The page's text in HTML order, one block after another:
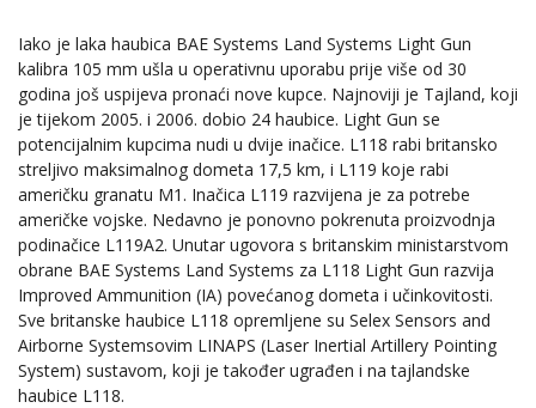
Iako je laka haubica BAE Systems Land Systems Light Gun
kalibra 105 mm ušla u operativnu uporabu prije više od 30
godina još uspijeva pronaći nove kupce. Najnoviji je Tajland, koji
je tijekom 2005. i 2006. dobio 24 haubice. Light Gun se
potencijalnim kupcima nudi u dvije inačice. L118 rabi britansko
streljivo maksimalnog dometa 17,5 km, i L119 koje rabi
američku granatu M1. Inačica L119 razvijena je za potrebe
američke vojske. Nedavno je ponovno pokrenuta proizvodnja
podinačice L119A2. Unutar ugovora s britanskim ministarstvom
obrane BAE Systems Land Systems za L118 Light Gun razvija
Improved Ammunition (IA) povećanog dometa i učinkovitosti.
Sve britanske haubice L118 opremljene su Selex Sensors and
Airborne Systemsovim LINAPS (Laser Inertial Artillery Pointing
System) sustavom, koji je također ugrađen i na tajlandske
haubice L118.